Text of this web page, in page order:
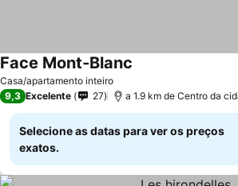
Casa/apartamento inteiro
Face Mont-Blanc
9,3 Excelente 27 a 1.9 km de Centro da
Selecione as datas para ver os preços
exatos.